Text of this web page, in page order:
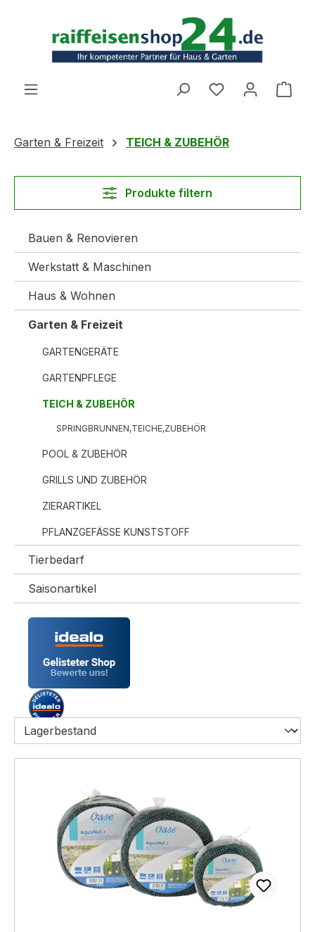
Garten & Freizeit TEICH & ZUBEHÖR
Produkte filtern
Bauen & Renovieren
Werkstatt & Maschinen
Haus & Wohnen
Garten & Freizeit
GARTENGERÄTE
GARTENPFLEGE
TEICH & ZUBEHÖR
SPRINGBRUNNEN,TEICHE,ZUBEHÖR
POOL & ZUBEHÖR
GRILLS UND ZUBEHÖR
ZIERARTIKEL
PFLANZGEFÄSSE KUNSTSTOFF
Tierbedarf
Saisonartikel